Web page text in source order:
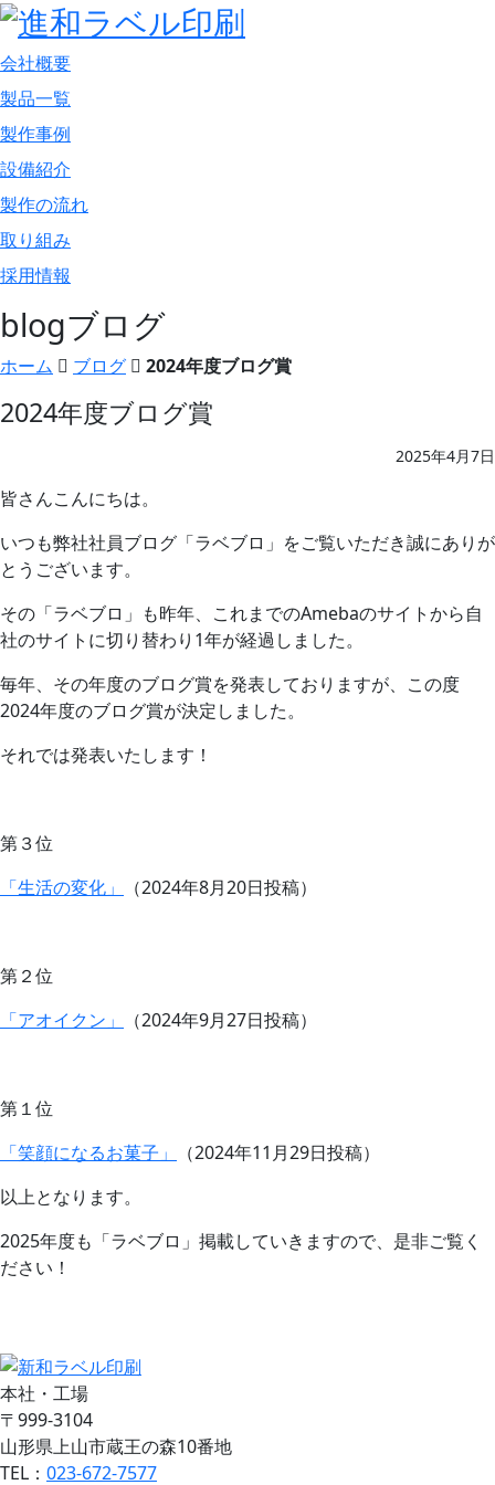
会社概要
製品一覧
製作事例
設備紹介
製作の流れ
取り組み
採用情報
blogブログ
ホーム ブログ 2024年度ブログ賞
2024年度ブログ賞
2025年4月7日
皆さんこんにちは。
いつも弊社社員ブログ「ラベブロ」をご覧いただき誠にありが
とうございます。
その「ラベブロ」も昨年、これまでのAmebaのサイトから自
社のサイトに切り替わり1年が経過しました。
毎年、その年度のブログ賞を発表しておりますが、この度
2024年度のブログ賞が決定しました。
それでは発表いたします！
第３位
「生活の変化」
（2024年8月20日投稿）
第２位
「アオイクン」
（2024年9月27日投稿）
第１位
「笑顔になるお菓子」
（2024年11月29日投稿）
以上となります。
2025年度も「ラベブロ」掲載していきますので、是非ご覧く
ださい！
本社・工場
〒999-3104
山形県上山市蔵王の森10番地
TEL： 023-672-7577